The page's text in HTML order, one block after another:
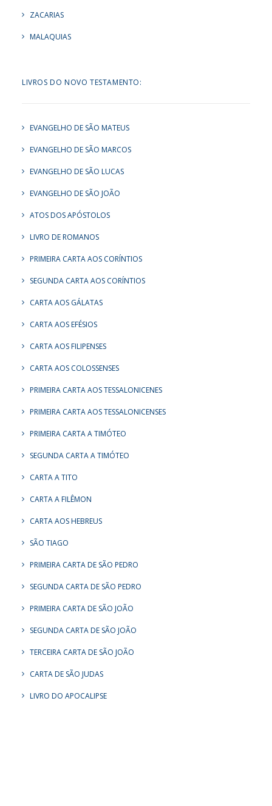
ZACARIAS
MALAQUIAS
LIVROS DO NOVO TESTAMENTO:
EVANGELHO DE SÃO MATEUS
EVANGELHO DE SÃO MARCOS
EVANGELHO DE SÃO LUCAS
EVANGELHO DE SÃO JOÃO
ATOS DOS APÓSTOLOS
LIVRO DE ROMANOS
PRIMEIRA CARTA AOS CORÍNTIOS
SEGUNDA CARTA AOS CORÍNTIOS
CARTA AOS GÁLATAS
CARTA AOS EFÉSIOS
CARTA AOS FILIPENSES
CARTA AOS COLOSSENSES
PRIMEIRA CARTA AOS TESSALONICENES
PRIMEIRA CARTA AOS TESSALONICENSES
PRIMEIRA CARTA A TIMÓTEO
SEGUNDA CARTA A TIMÓTEO
CARTA A TITO
CARTA A FILÊMON
CARTA AOS HEBREUS
SÃO TIAGO
PRIMEIRA CARTA DE SÃO PEDRO
SEGUNDA CARTA DE SÃO PEDRO
PRIMEIRA CARTA DE SÃO JOÃO
SEGUNDA CARTA DE SÃO JOÃO
TERCEIRA CARTA DE SÃO JOÃO
CARTA DE SÃO JUDAS
LIVRO DO APOCALIPSE